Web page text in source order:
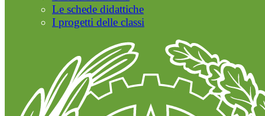
Le schede didattiche
I progetti delle classi